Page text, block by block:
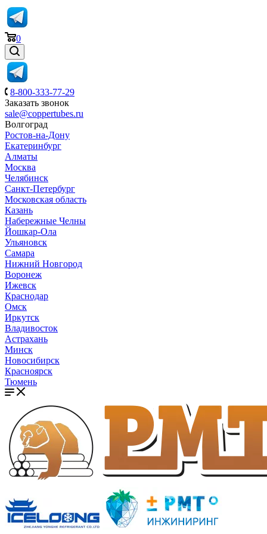
0
8-800-333-77-29
Заказать звонок
sale@coppertubes.ru
Волгоград
Ростов-на-Дону
Екатеринбург
Алматы
Москва
Челябинск
Санкт-Петербург
Московская область
Казань
Набережные Челны
Йошкар-Ола
Ульяновск
Самара
Нижний Новгород
Воронеж
Ижевск
Краснодар
Омск
Иркутск
Владивосток
Астрахань
Минск
Новосибирск
Красноярск
Тюмень